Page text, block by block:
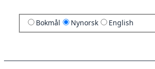
Bokmål Nynorsk English